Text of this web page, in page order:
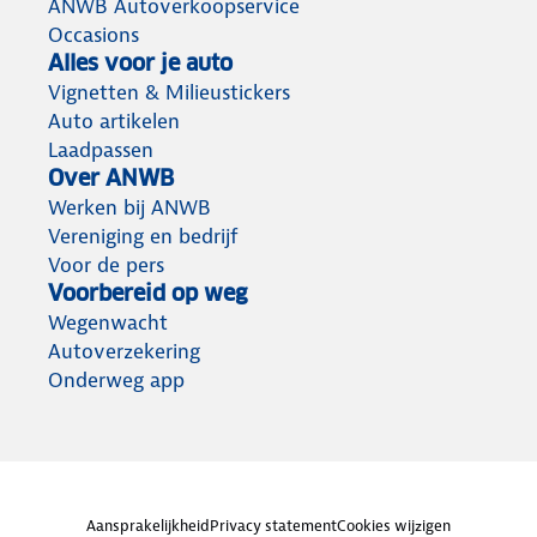
ANWB Autoverkoopservice
Occasions
Alles voor je auto
Vignetten & Milieustickers
Auto artikelen
Laadpassen
Over ANWB
Werken bij ANWB
Vereniging en bedrijf
Voor de pers
Voorbereid op weg
Wegenwacht
Autoverzekering
Onderweg app
AansprakelijkheidPrivacy statementCookies wijzigen